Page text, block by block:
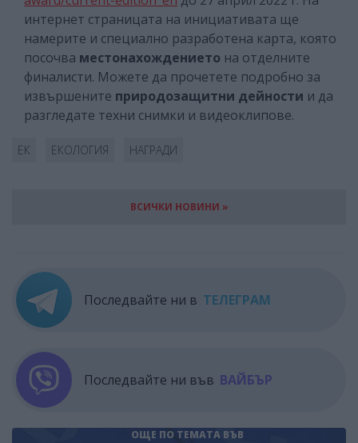
интернет страницата на инициативата ще
намерите и специално разработена карта, която
посочва местонахождението на отделните
финалисти. Можете да прочетете подробно за
извършените природозащитни дейности и да
разгледате техни снимки и видеоклипове.
ЕК ЕКОЛОГИЯ НАГРАДИ
ВСИЧКИ НОВИНИ »
Последвайте ни в ТЕЛЕГРАМ
Последвайте ни във ВАЙБЪР
ОЩЕ ПО ТЕМАТА ВЪВ